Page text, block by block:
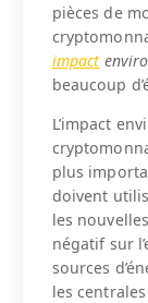
pièces de
impact
beaucoup
L’impact
plus
doivent
les
négatif sur
sources
les